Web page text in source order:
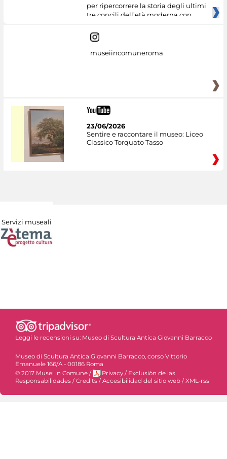
per ripercorrere la storia degli ultimi
tre concili dell’età moderna con
museiincomuneroma
23/06/2026
Sentire e raccontare il museo: Liceo
Classico Torquato Tasso
Servizi museali
Leggi le recensioni su: Museo di Scultura Antica Giovanni Barracco
Museo di Scultura Antica Giovanni Barracco, corso Vittorio
Emanuele 166/A - 00186 Roma
© 2017 Musei in Comune / Privacy / Exclusiòn de las
Responsabilidades / Credits / Accesibilidad del sitio web / XML-rss